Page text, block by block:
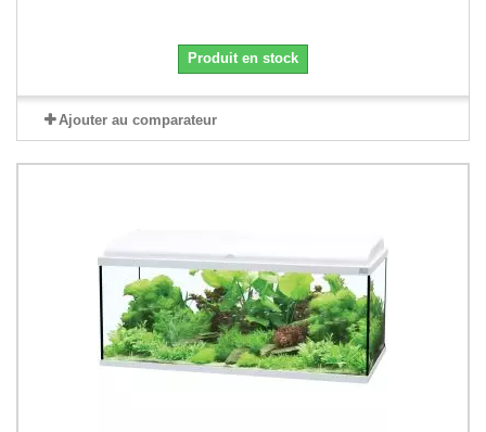
Produit en stock
Ajouter au comparateur